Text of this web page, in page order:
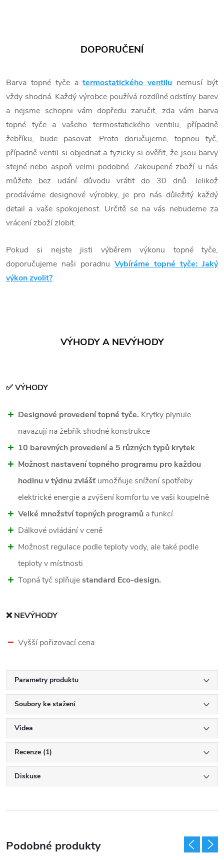
DOPORUČENÍ
Barva topné tyče atermostatického ventilu nemusí být
vždy shodná. Každý výrobce používá rozdílné odstíny barev
a nejsme schopni vám dopředu zaručit, zda vám barva
topné tyče a vašeho termostatického ventilu, případně
žebříku, bude pasovat. Proto doručujeme, topnou tyč,
případně ventil si objednat a fyzicky si ověřit, že jsou barvy
stejné nebo aspoň velmi podobné. Zakoupené zboží u nás
můžete bez udání důvodu vrátit do 30 dnů. Jelikož
prodáváme designové výrobky, je pro nás důležitý každý
detail a vaše spokojenost. Určitě se na vás nebudeme za
vrácení zboží zlobit.
Pokud si nejste jisti výběrem výkonu topné tyče,
doporučujeme naši poradnu Vybíráme topné tyče: Jaký
výkon zvolit?
VÝHODY A NEVÝHODY
✅ VÝHODY
Designové provedení topné tyče. Krytky plynule
navazují na žebřík shodné konstrukce
10 barevných provedení a 5 různých typů krytek
Možnost nastavení topného programu pro každou
hodinu v týdnu zvlášť umožňuje snížení spotřeby
elektrické energie a zvýšení komfortu ve vaši koupelně
Velké množství topných programů a funkcí
Dálkové ovládání v ceně
Možnost regulace podle teploty vody, ale také podle
teploty v místnosti
Topná tyč splňujestandard Eco-design.
❌ NEVÝHODY
Vyšší pořizovací cena
Parametry produktu
Soubory ke stažení
Videa
Recenze (1)
Diskuse